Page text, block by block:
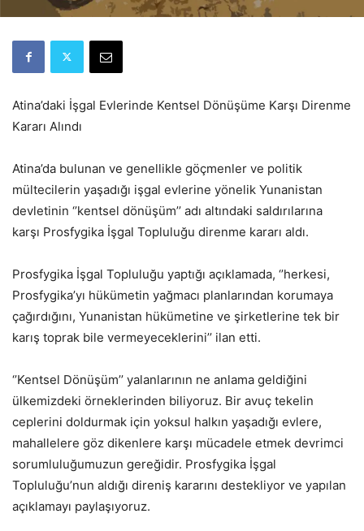
Atina’daki İşgal Evlerinde Kentsel Dönüşüme Karşı Direnme
Kararı Alındı
Atina’da bulunan ve genellikle göçmenler ve politik
mültecilerin yaşadığı işgal evlerine yönelik Yunanistan
devletinin ‘’kentsel dönüşüm’’ adı altındaki saldırılarına
karşı Prosfygika İşgal Topluluğu direnme kararı aldı.
Prosfygika İşgal Topluluğu yaptığı açıklamada, ‘’herkesi,
Prosfygika’yı hükümetin yağmacı planlarından korumaya
çağırdığını, Yunanistan hükümetine ve şirketlerine tek bir
karış toprak bile vermeyeceklerini’’ ilan etti.
‘’Kentsel Dönüşüm’’ yalanlarının ne anlama geldiğini
ülkemizdeki örneklerinden biliyoruz. Bir avuç tekelin
ceplerini doldurmak için yoksul halkın yaşadığı evlere,
mahallelere göz dikenlere karşı mücadele etmek devrimci
sorumluluğumuzun gereğidir. Prosfygika İşgal
Topluluğu’nun aldığı direniş kararını destekliyor ve yapılan
açıklamayı paylaşıyoruz.